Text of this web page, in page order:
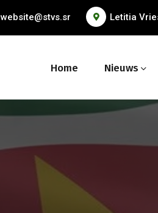
website@stvs.sr Letitia
Home Nieuws